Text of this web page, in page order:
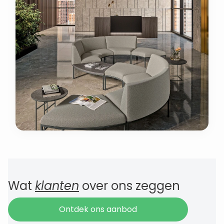
Wat klanten over ons zeggen
Ontdek ons aanbod